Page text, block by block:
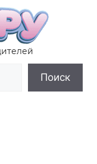
Поиск